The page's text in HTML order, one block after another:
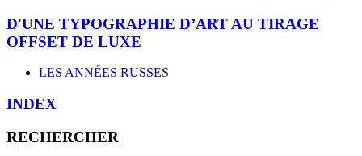
D'UNE TYPOGRAPHIE D’ART AU TIRAGE
OFFSET DE LUXE
LES ANNÉES RUSSES
INDEX
RECHERCHER